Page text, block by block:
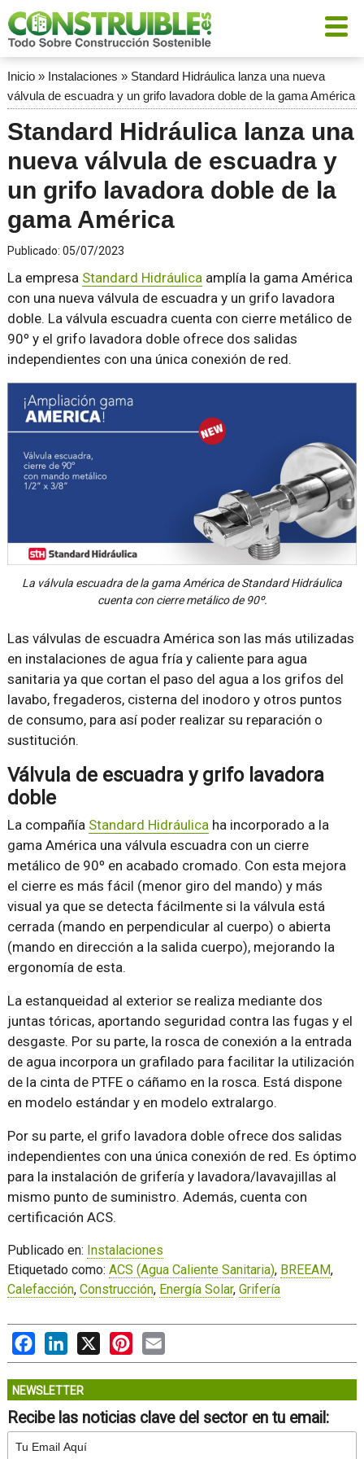
Inicio» Instalaciones » Standard Hidráulica lanza una nueva
válvula de escuadra y un grifo lavadora doble de la gama América
Standard Hidráulica lanza una
nueva válvula de escuadra y
un grifo lavadora doble de la
gama América
Publicado: 05/07/2023
La empresa Standard Hidráulicaamplía la gama América
con una nueva válvula de escuadra y un grifo lavadora
doble. La válvula escuadra cuenta con cierre metálico de
90º y el grifo lavadora doble ofrece dos salidas
independientes con una única conexión de red.
La válvula escuadra de la gama América de Standard Hidráulica
cuenta con cierre metálico de 90º.
Las válvulas de escuadra América son las más utilizadas
en instalaciones de agua fría y caliente para agua
sanitaria ya que cortan el paso del agua a los grifos del
lavabo, fregaderos, cisterna del inodoro y otros puntos
de consumo, para así poder realizar su reparación o
sustitución.
Válvula de escuadra y grifo lavadora
doble
La compañía Standard Hidráulicaha incorporado a la
gama América una válvula escuadra con un cierre
metálico de 90º en acabado cromado. Con esta mejora
el cierre es más fácil (menor giro del mando) y más
visual ya que se detecta fácilmente si la válvula está
cerrada (mando en perpendicular al cuerpo) o abierta
(mando en dirección a la salida cuerpo), mejorando la
ergonomía de esta.
La estanqueidad al exterior se realiza mediante dos
juntas tóricas, aportando seguridad contra las fugas y el
desgaste. Por su parte, la rosca de conexión a la entrada
de agua incorpora un grafilado para facilitar la utilización
de la cinta de PTFE o cáñamo en la rosca. Está dispone
en modelo estándar y en modelo extralargo.
Por su parte, el grifo lavadora doble ofrece dos salidas
independientes con una única conexión de red. Es óptimo
para la instalación de grifería y lavadora/lavavajillas al
mismo punto de suministro. Además, cuenta con
certificación ACS.
Publicado en: Instalaciones
Etiquetado como: ACS (Agua Caliente Sanitaria), BREEAM,
Calefacción, Construcción, Energía Solar, Grifería
FacebookLinkedIn
X PinterestEmail
NEWSLETTER
Recibe las noticias clave del sector en tu email: